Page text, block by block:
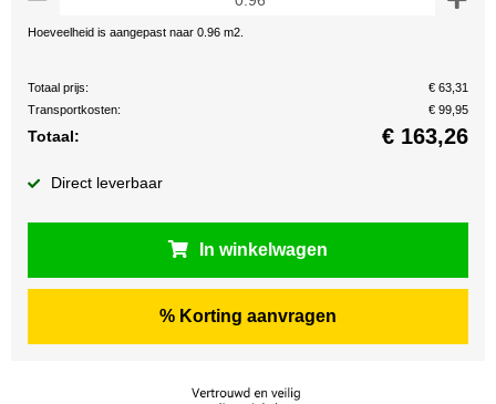
Hoeveelheid is aangepast naar 0.96 m2.
Totaal prijs:
€ 63,31
Transportkosten:
€ 99,95
Totaal: € 163,26
Direct leverbaar
In winkelwagen
% Korting aanvragen